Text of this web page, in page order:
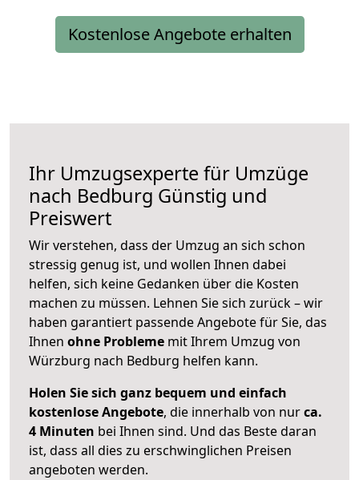
Kostenlose Angebote erhalten
Ihr Umzugsexperte für Umzüge
nach Bedburg Günstig und
Preiswert
Wir verstehen, dass der Umzug an sich schon
stressig genug ist, und wollen Ihnen dabei
helfen, sich keine Gedanken über die Kosten
machen zu müssen. Lehnen Sie sich zurück – wir
haben garantiert passende Angebote für Sie, das
Ihnen ohne Probleme mit Ihrem Umzug von
Würzburg nach Bedburg helfen kann.
Holen Sie sich ganz bequem und einfach
kostenlose Angebote, die innerhalb von nurca.
4 Minuten bei Ihnen sind. Und das Beste daran
ist, dass all dies zu erschwinglichen Preisen
angeboten werden.